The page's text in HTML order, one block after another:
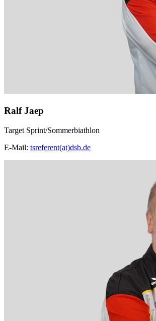
Ralf Jaep
Target Sprint/Sommerbiathlon
E-Mail: tsreferent(at)dsb.de